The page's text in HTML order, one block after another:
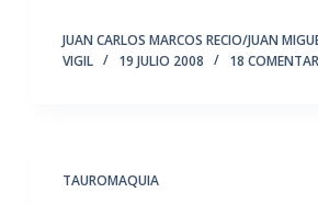
JUAN CARLOS MARCOS RECIO/JUAN
VIGIL
19 JULIO 2008 18
TAUROMAQUIA